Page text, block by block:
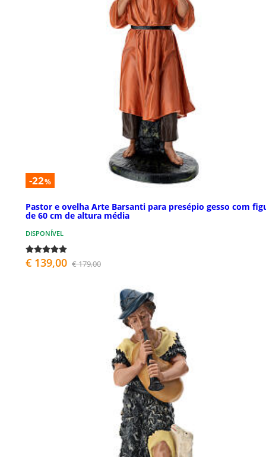
-22%
Pastor e ovelha Arte Barsanti para presépio gesso com
de 60 cm de altura média
DISPONÍVEL
€ 139,00 € 179,00